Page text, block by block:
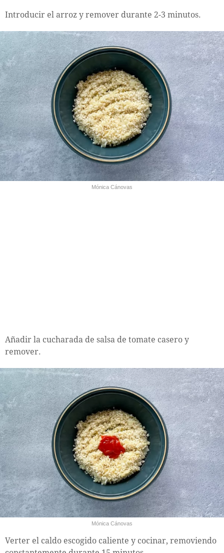
Introducir el arroz y remover durante 2-3 minutos.
Mónica Cánovas
Añadir la cucharada de salsa de tomate casero y
remover.
Mónica Cánovas
Verter el caldo escogido caliente y cocinar, removiendo